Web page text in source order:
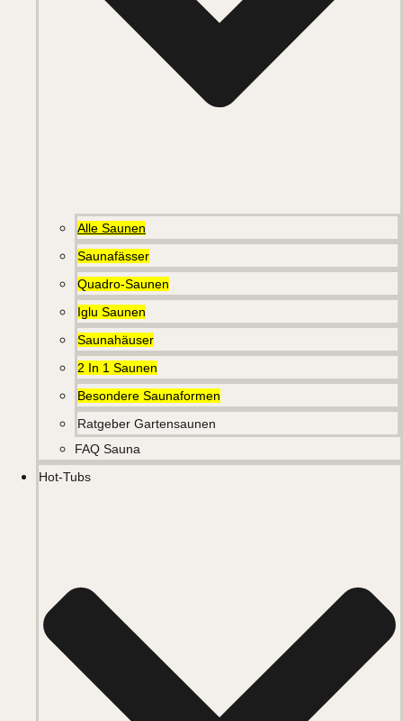
Alle Saunen
Saunafässer
Quadro-Saunen
Iglu Saunen
Saunahäuser
2 In 1 Saunen
Besondere Saunaformen
Ratgeber Gartensaunen
FAQ Sauna
Hot-Tubs